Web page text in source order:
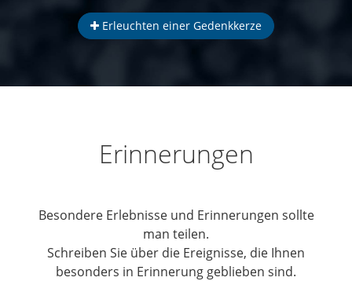
Erleuchten einer Gedenkkerze
Erinnerungen
Besondere Erlebnisse und Erinnerungen sollte
man teilen.
Schreiben Sie über die Ereignisse, die Ihnen
besonders in Erinnerung geblieben sind.